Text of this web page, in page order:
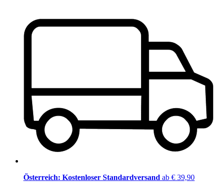
Österreich: Kostenloser Standardversand ab € 39,90